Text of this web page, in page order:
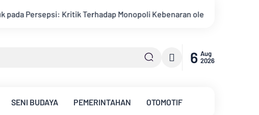
Kebenaran oleh Media dan Aktivis Kemarau Memuncak,
6 Aug
2026
SENI BUDAYA PEMERINTAHAN OTOMOTIF